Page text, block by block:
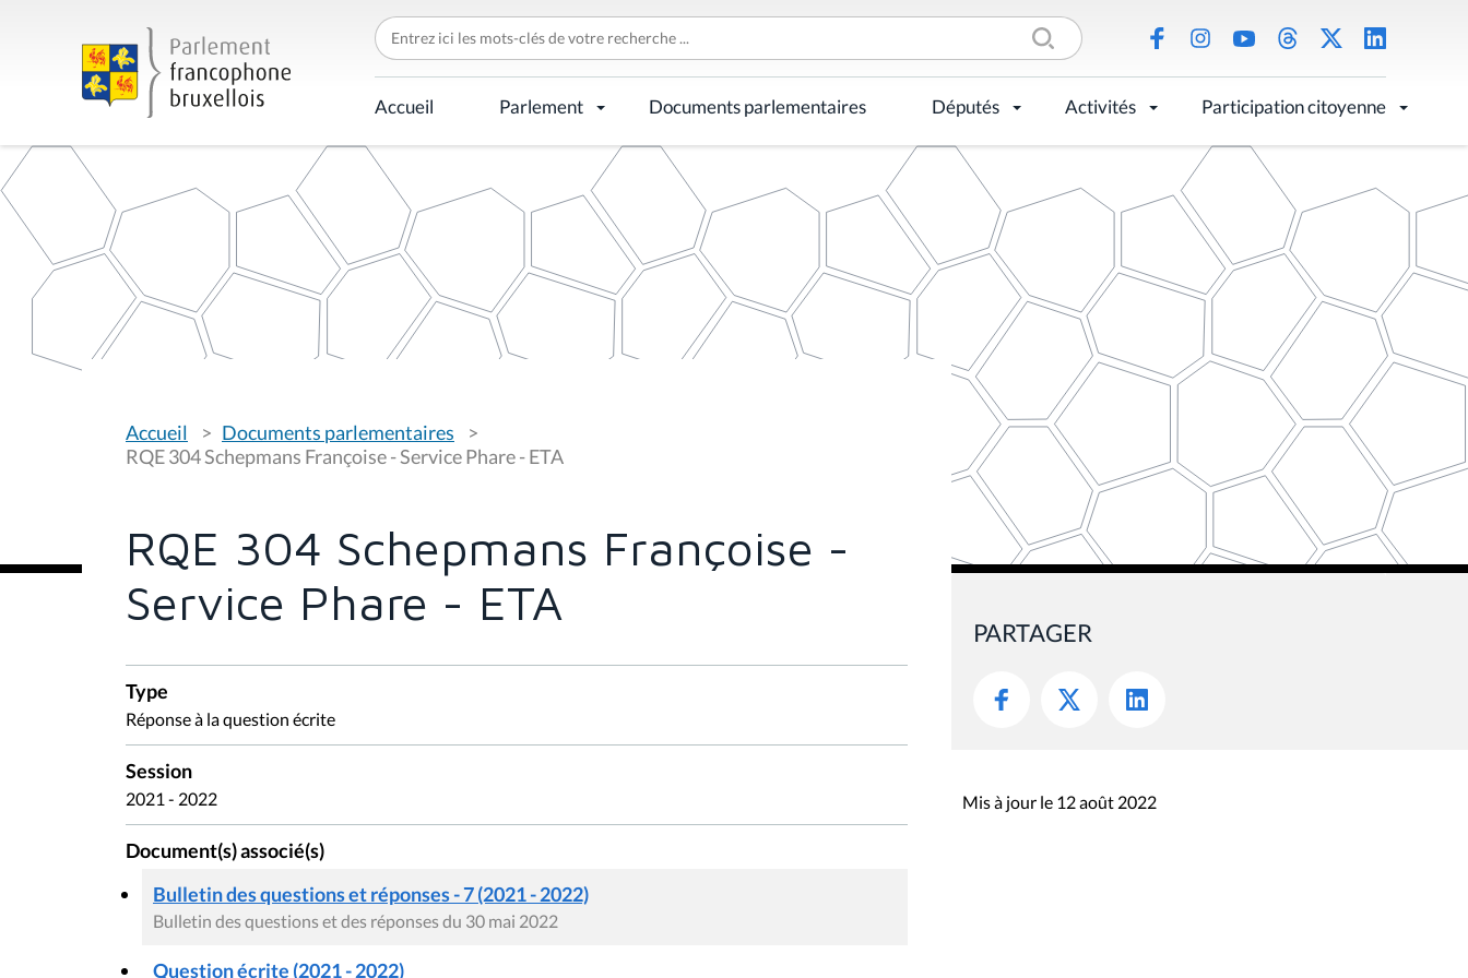
C
h
e
r
c
h
r
p
Accueil Parlement Documents parlementaires Députés Activités Participation citoyenne
o
u
s
s
Accueil
Documents parlementaires
RQE 304 Schepmans Françoise - Service Phare - ETA
RQE 304 Schepmans Françoise -
Service Phare - ETA
Type
Réponse à la question écrite
Session
2021 - 2022
Document(s) associé(s)
Bulletin des questions et réponses - 7 (2021 - 2022)
Bulletin des questions et des réponses du 30 mai 2022
Question écrite (2021 - 2022)
PARTAGER
Mis à jour le 12 août 2022